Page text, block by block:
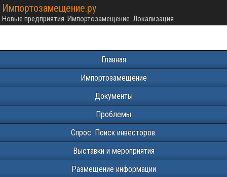
Импортозамещение.ру
Новые предприятия. Импортозамещение. Локализация.
Главная
Импортозамещение
Документы
Проблемы
Спрос. Поиск инвесторов.
Выставки и мероприятия
Размещение информации